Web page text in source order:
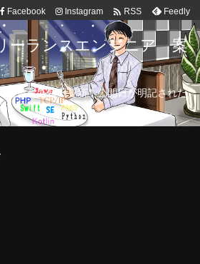
Facebook Instagram  RSS Feedly
ーランスエンジニア 案
け案件を毎日更新！公開日が明記された
。